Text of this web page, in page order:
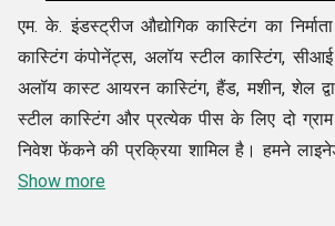
एम. के. इंडस्ट्रीज औद्योगिक कास्टिंग का
कास्टिंग कंपोनेंट्स, अलॉय स्टील कास्टिंग, सीआई
अलॉय कास्ट आयरन कास्टिंग, हैंड, मशीन, शेल
स्टील कास्टिंग और प्रत्येक पीस के लिए दो
निवेश फेंकने की प्रक्रिया शामिल है। हमने
जैसे टी, एल्बो, क्रॉस बॉल वाल्व, प्लग वाल्व आदि में
Show more